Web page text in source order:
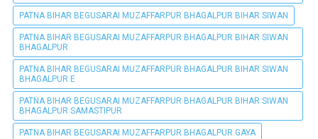
PATNA BIHAR BEGUSARAI MUZAFFARPUR BHAGALPUR BIHAR SIWAN
PATNA BIHAR BEGUSARAI MUZAFFARPUR BHAGALPUR BIHAR SIWAN
BHAGALPUR
PATNA BIHAR BEGUSARAI MUZAFFARPUR BHAGALPUR BIHAR SIWAN
BHAGALPUR E
PATNA BIHAR BEGUSARAI MUZAFFARPUR BHAGALPUR BIHAR SIWAN
BHAGALPUR SAMASTIPUR
PATNA BIHAR BEGUSARAI MUZAFFARPUR BHAGALPUR GAYA